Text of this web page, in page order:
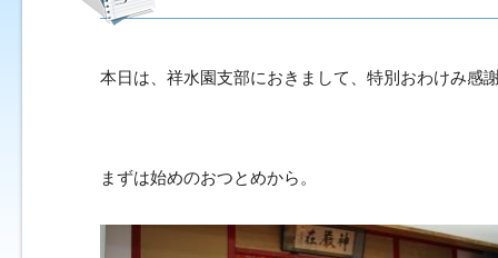
本日は、祥水園支部におきまして、特別おわけみ感
まずは始めのおつとめから。